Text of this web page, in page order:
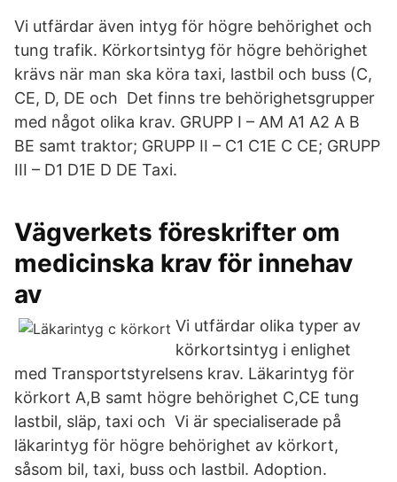
Vi utfärdar även intyg för högre behörighet och
tung trafik. Körkortsintyg för högre behörighet
krävs när man ska köra taxi, lastbil och buss (C,
CE, D, DE och Det finns tre behörighetsgrupper
med något olika krav. GRUPP I – AM A1 A2 A B
BE samt traktor; GRUPP II – C1 C1E C CE; GRUPP
III – D1 D1E D DE Taxi.
Vägverkets föreskrifter om
medicinska krav för innehav
av
Vi utfärdar olika typer av
körkortsintyg i enlighet
med Transportstyrelsens krav. Läkarintyg för
körkort A,B samt högre behörighet C,CE tung
lastbil, släp, taxi och Vi är specialiserade på
läkarintyg för högre behörighet av körkort,
såsom bil, taxi, buss och lastbil. Adoption.